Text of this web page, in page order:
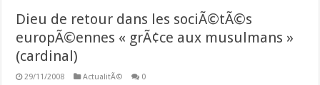
Dieu de retour dans les sociÃ©tÃ©s
europÃ©ennes « grÃ¢ce aux musulmans »
(cardinal)
29/11/2008 ActualitÃ© 0